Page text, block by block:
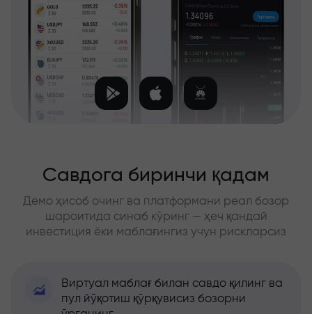
Савдога биринчи қадам
Демо ҳисоб очинг ва платформани реал бозор
шароитида синаб кўринг — ҳеч қандай
инвестиция ёки маблағингиз учун рискларсиз
Виртуал маблағ билан савдо қилинг ва
пул йўқотиш қўрқувисиз бозорни